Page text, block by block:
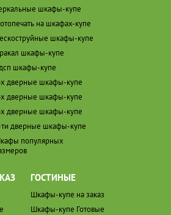
шкафы-купе
на шкафах-купе
шкафы-купе
шкафы-купе
шкафы-купе
дверные шкафы-купе
дверные шкафы-купе
дверные шкафы-купе
дверные шкафы-купе
популярных
ГОСТИНЫЕ
Шкафы-купе на заказ
Шкафы-купе Готовые